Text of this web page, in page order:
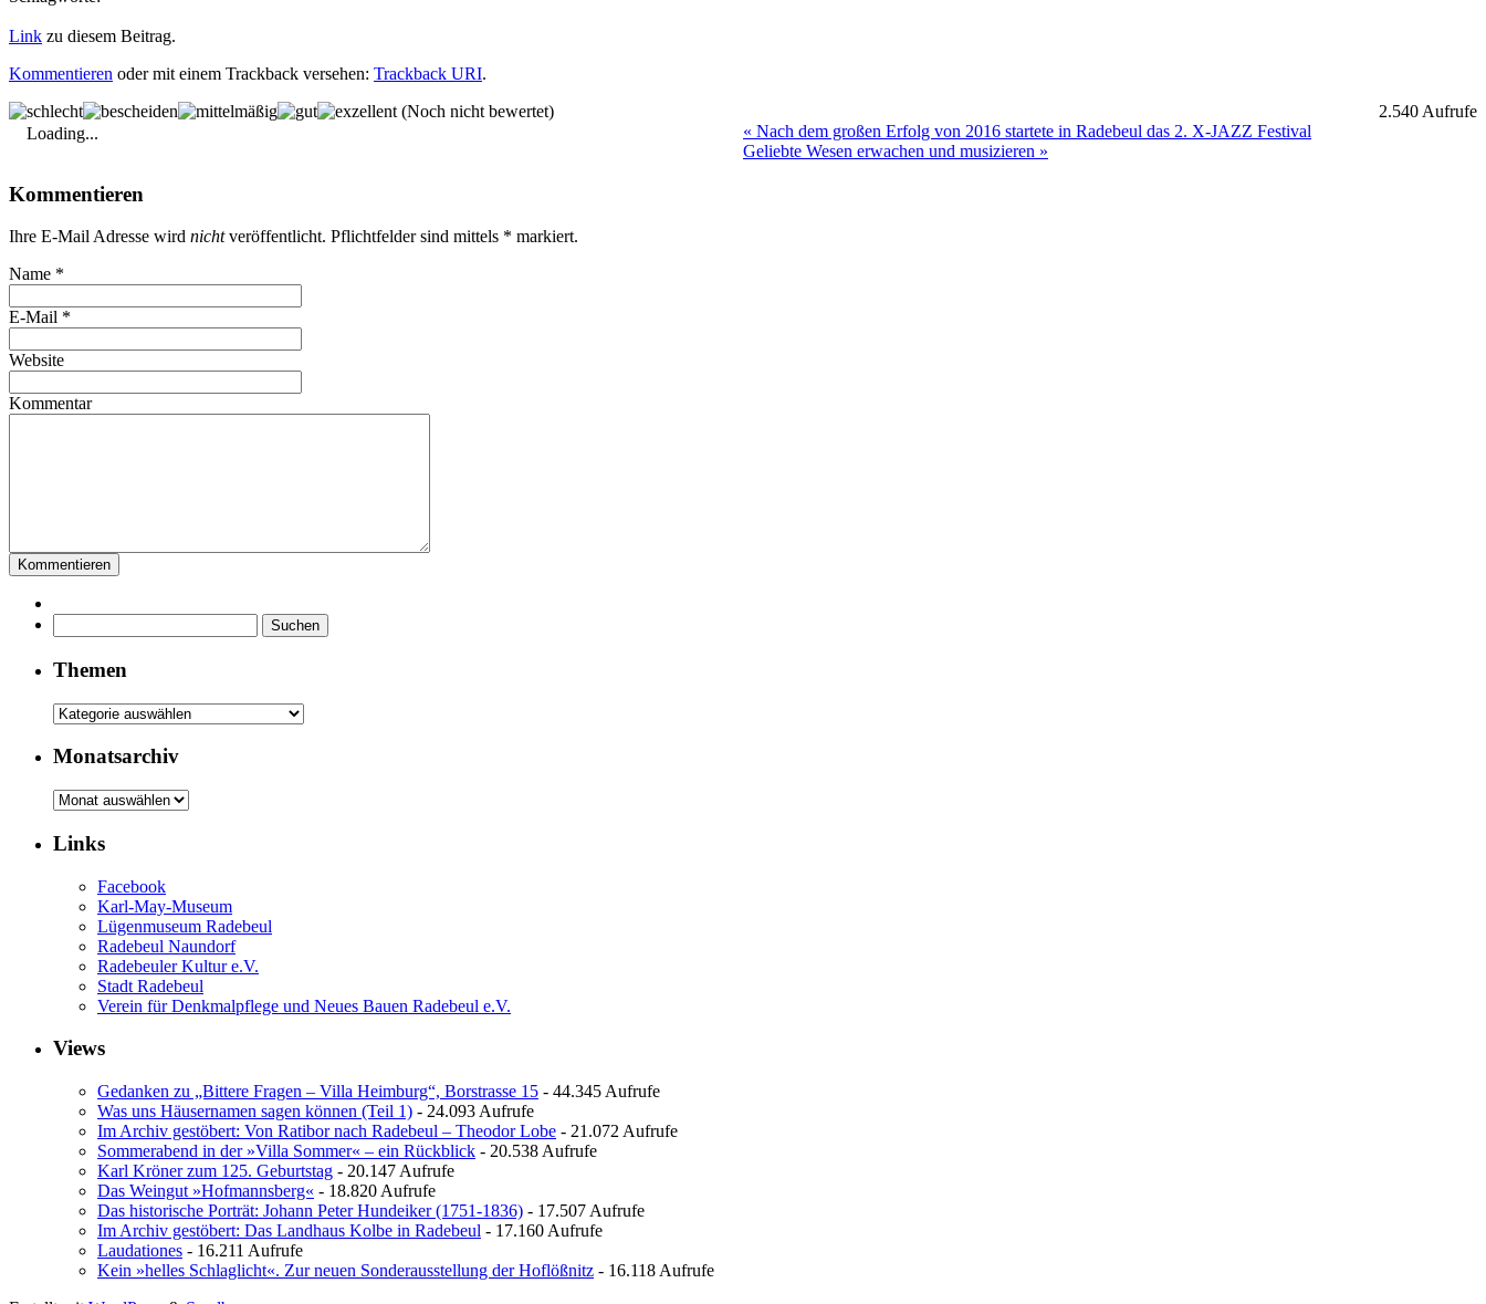
Link zu diesem Beitrag.
Kommentieren oder mit einem Trackback versehen: Trackback URI.
(Noch nicht bewertet)
Loading...
2.540 Aufrufe
« Nach dem großen Erfolg von 2016 startete in Radebeul das 2. X-JAZZ Festival
Geliebte Wesen erwachen und musizieren »
Kommentieren
Ihre E-Mail Adresse wird nichtveröffentlicht. Pflichtfelder sind mittels * markiert.
Name *
E-Mail *
Website
Kommentar
nach:
Themen
Themen
Monatsarchiv
Monatsarchiv
Links
Facebook
Karl-May-Museum
Lügenmuseum Radebeul
Radebeul Naundorf
Radebeuler Kultur e.V.
Stadt Radebeul
Verein für Denkmalpflege und Neues Bauen Radebeul e.V.
Views
Gedanken zu „Bittere Fragen – Villa Heimburg“, Borstrasse 15 - 44.345 Aufrufe
Was uns Häusernamen sagen können (Teil 1) - 24.093 Aufrufe
Im Archiv gestöbert: Von Ratibor nach Radebeul – Theodor Lobe - 21.072 Aufrufe
Sommerabend in der »Villa Sommer« – ein Rückblick - 20.538 Aufrufe
Karl Kröner zum 125. Geburtstag - 20.147 Aufrufe
Das Weingut »Hofmannsberg« - 18.820 Aufrufe
Das historische Porträt: Johann Peter Hundeiker (1751-1836) - 17.507 Aufrufe
Im Archiv gestöbert: Das Landhaus Kolbe in Radebeul - 17.160 Aufrufe
Laudationes - 16.211 Aufrufe
Kein »helles Schlaglicht«. Zur neuen Sonderausstellung der Hoflößnitz - 16.118 Aufrufe